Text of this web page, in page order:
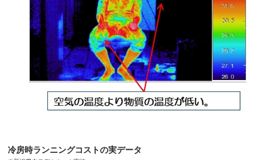
冷房時ランニングコストの実データ